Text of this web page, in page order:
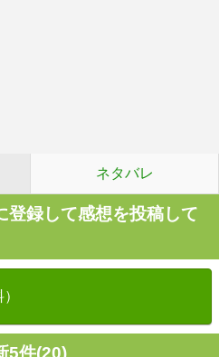
ネタバレ
登録して感想を投稿して
5件(20)